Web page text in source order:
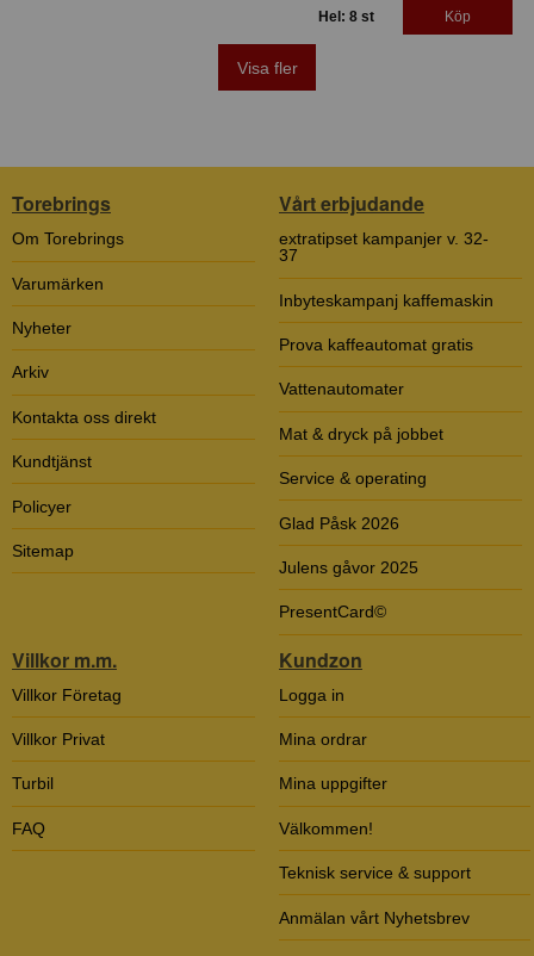
Hel: 8 st Köp
Visa fler
Torebrings
Om Torebrings
Varumärken
Nyheter
Arkiv
Kontakta oss direkt
Kundtjänst
Policyer
Sitemap
Vårt erbjudande
extratipset kampanjer v. 32-
37
Inbyteskampanj kaffemaskin
Prova kaffeautomat gratis
Vattenautomater
Mat & dryck på jobbet
Service & operating
Glad Påsk 2026
Julens gåvor 2025
PresentCard©
Villkor m.m.
Villkor Företag
Villkor Privat
Turbil
FAQ
Kundzon
Logga in
Mina ordrar
Mina uppgifter
Välkommen!
Teknisk service & support
Anmälan vårt Nyhetsbrev